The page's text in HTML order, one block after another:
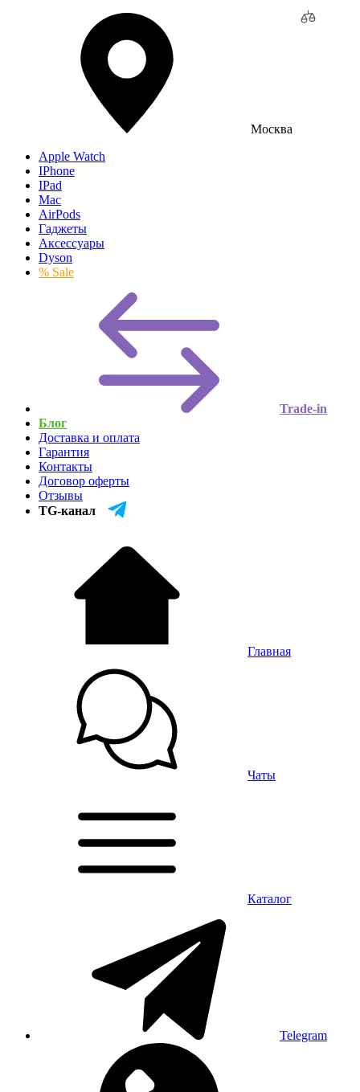
Москва
Apple Watch
IPhone
IPad
Mac
AirPods
Гаджеты
Аксессуары
Dyson
% Sale
Trade-in
Блог
Доставка и оплата
Гарантия
Контакты
Договор оферты
Отзывы
TG-канал
Главная
Чаты
Каталог
Telegram